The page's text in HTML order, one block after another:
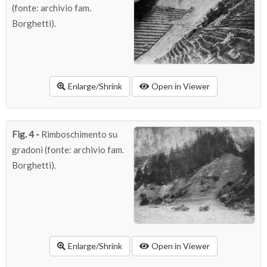
(fonte: archivio fam.
Borghetti).
Enlarge/Shrink Open in Viewer
Fig. 4 - Rimboschimento su
gradoni (fonte: archivio fam.
Borghetti).
Enlarge/Shrink Open in Viewer